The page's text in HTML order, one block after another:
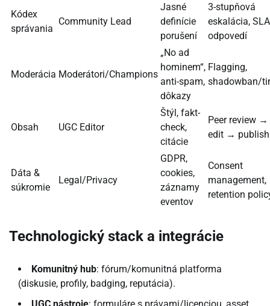
Kódex
správania
Community Lead
Jasné
definície
porušení
3-stupňová
eskalácia, SLA
odpovedí
Moderácia Moderátori/Champions
„No ad
hominem“,
anti-spam,
dôkazy
Flagging,
shadowban/
Obsah UGC Editor
Štýl, fakt-
check,
citácie
Peer review
edit → publish
Dáta &
súkromie
Legal/Privacy
GDPR,
cookies,
záznamy
eventov
Consent
management,
retention
Technologický stack a integrácie
Komunitný hub: fórum/komunitná platforma
(diskusie, profily, badging, reputácia).
UGC nástroje: formuláre s právami/licenciou, asset